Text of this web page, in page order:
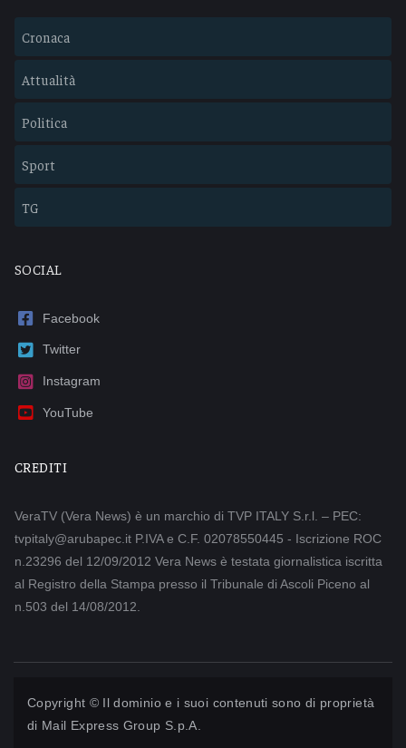
Cronaca
Attualità
Politica
Sport
TG
SOCIAL
Facebook
Twitter
Instagram
YouTube
CREDITI
VeraTV (Vera News) è un marchio di TVP ITALY S.r.l. – PEC:
tvpitaly@arubapec.it P.IVA e C.F. 02078550445 - Iscrizione ROC
n.23296 del 12/09/2012 Vera News è testata giornalistica iscritta
al Registro della Stampa presso il Tribunale di Ascoli Piceno al
n.503 del 14/08/2012.
Copyright © Il dominio e i suoi contenuti sono di proprietà
di Mail Express Group S.p.A.